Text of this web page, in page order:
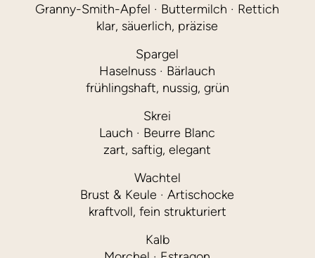
Granny-Smith-Apfel · Buttermilch · Rettich
klar, säuerlich, präzise
Spargel
Haselnuss · Bärlauch
frühlingshaft, nussig, grün
Skrei
Lauch · Beurre Blanc
zart, saftig, elegant
Wachtel
Brust & Keule · Artischocke
kraftvoll, fein strukturiert
Kalb